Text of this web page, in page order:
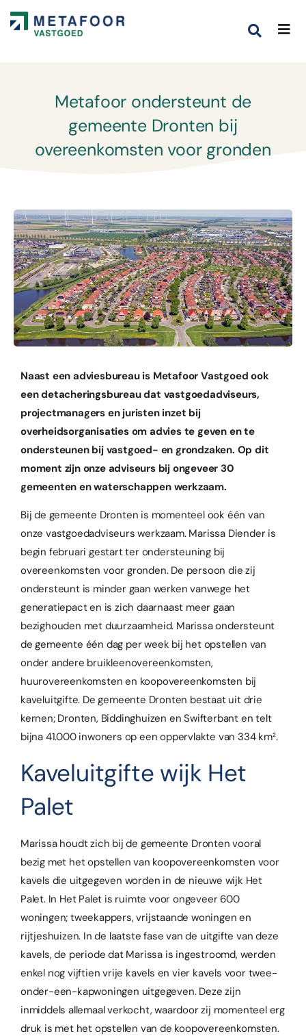
Metafoor ondersteunt de
gemeente Dronten bij
overeenkomsten voor gronden
Naast een adviesbureau is Metafoor Vastgoed ook
een detacheringsbureau dat vastgoedadviseurs,
projectmanagers en juristen inzet bij
overheidsorganisaties om advies te geven en te
ondersteunen bij vastgoed- en grondzaken. Op dit
moment zijn onze adviseurs bij ongeveer 30
gemeenten en waterschappen werkzaam.
Bij de gemeente Dronten is momenteel ook één van
onze vastgoedadviseurs werkzaam. Marissa Diender is
begin februari gestart ter ondersteuning bij
overeenkomsten voor gronden. De persoon die zij
ondersteunt is minder gaan werken vanwege het
generatiepact en is zich daarnaast meer gaan
bezighouden met duurzaamheid. Marissa ondersteunt
de gemeente één dag per week bij het opstellen van
onder andere bruikleenovereenkomsten,
huurovereenkomsten en koopovereenkomsten bij
kaveluitgifte. De gemeente Dronten bestaat uit drie
kernen; Dronten, Biddinghuizen en Swifterbant en telt
bijna 41.000 inwoners op een oppervlakte van 334 km².
Kaveluitgifte wijk Het
Palet
Marissa houdt zich bij de gemeente Dronten vooral
bezig met het opstellen van koopovereenkomsten voor
kavels die uitgegeven worden in de nieuwe wijk Het
Palet. In Het Palet is ruimte voor ongeveer 600
woningen; tweekappers, vrijstaande woningen en
rijtjeshuizen. In de laatste fase van de uitgifte van deze
kavels, de periode dat Marissa is ingestroomd, werden
enkel nog vijftien vrije kavels en vier kavels voor twee-
onder-een-kapwoningen uitgegeven. Deze zijn
inmiddels allemaal verkocht, waardoor zij momenteel erg
druk is met het opstellen van de koopovereenkomsten.